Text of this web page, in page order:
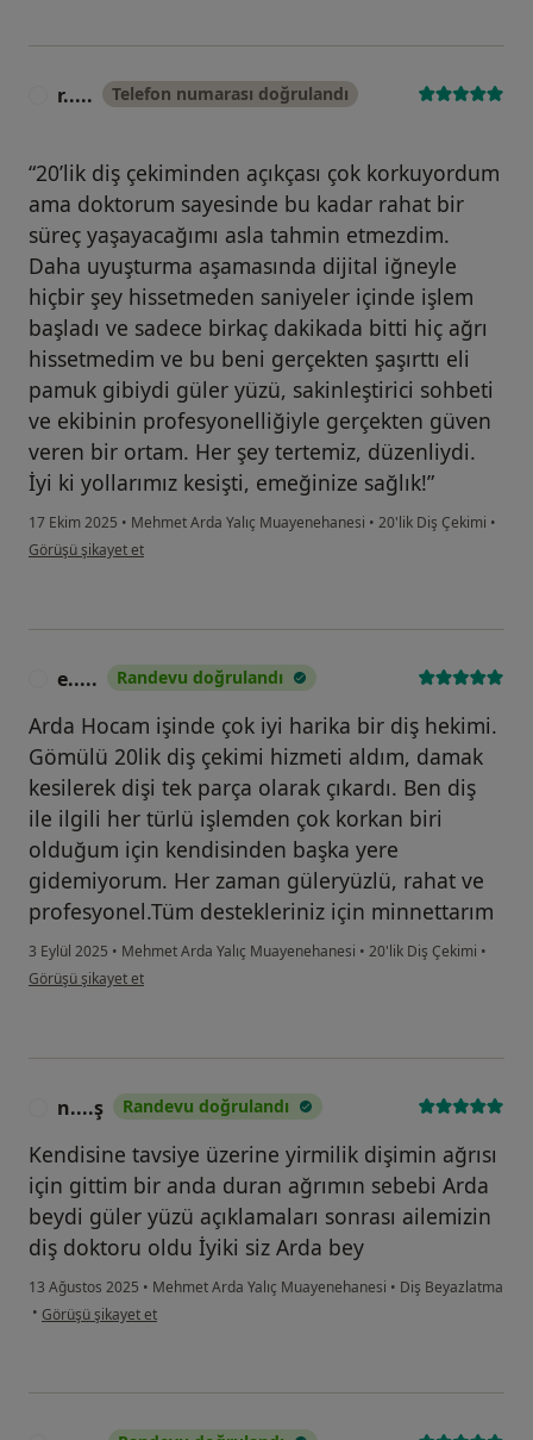
r..... Telefon numarası doğrulandı
“20’lik diş çekiminden açıkçası çok korkuyordum
ama doktorum sayesinde bu kadar rahat bir
süreç yaşayacağımı asla tahmin etmezdim.
Daha uyuşturma aşamasında dijital iğneyle
hiçbir şey hissetmeden saniyeler içinde işlem
başladı ve sadece birkaç dakikada bitti hiç ağrı
hissetmedim ve bu beni gerçekten şaşırttı eli
pamuk gibiydi güler yüzü, sakinleştirici sohbeti
ve ekibinin profesyonelliğiyle gerçekten güven
veren bir ortam. Her şey tertemiz, düzenliydi.
İyi ki yollarımız kesişti, emeğinize sağlık!”
17 Ekim 2025 • Mehmet Arda Yalıç Muayenehanesi • 20'lik Diş Çekimi •
kullanıcının görüşüne göre r.....
Görüşü şikayet et
e..... Randevu doğrulandı
Arda Hocam işinde çok iyi harika bir diş hekimi.
Gömülü 20lik diş çekimi hizmeti aldım, damak
kesilerek dişi tek parça olarak çıkardı. Ben diş
ile ilgili her türlü işlemden çok korkan biri
olduğum için kendisinden başka yere
gidemiyorum. Her zaman güleryüzlü, rahat ve
profesyonel.Tüm destekleriniz için minnettarım
3 Eylül 2025 • Mehmet Arda Yalıç Muayenehanesi • 20'lik Diş Çekimi •
kullanıcının görüşüne göre e.....
Görüşü şikayet et
n....ş Randevu doğrulandı
Kendisine tavsiye üzerine yirmilik dişimin ağrısı
için gittim bir anda duran ağrımın sebebi Arda
beydi güler yüzü açıklamaları sonrası ailemizin
diş doktoru oldu İyiki siz Arda bey
13 Ağustos 2025 • Mehmet Arda Yalıç Muayenehanesi • Diş Beyazlatma
• kullanıcının görüşüne göre n....ş
Görüşü şikayet et